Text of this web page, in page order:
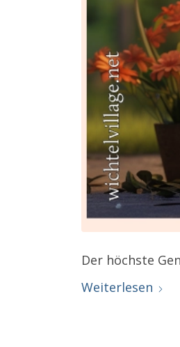
Der höchste
Weiterlesen